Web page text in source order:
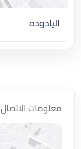
اليادوده
معلومات الاتصال